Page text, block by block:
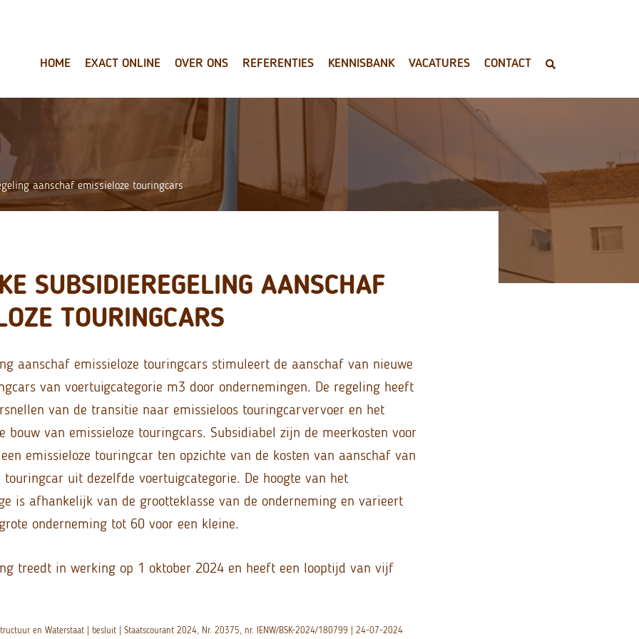
HOME EXACT ONLINE OVER ONS REFERENTIES KENNISBANK VACATURES CONTACT
aanschaf emissieloze touringcars
SUBSIDIEREGELING AANSCHAF
TOURINGCARS
aanschaf emissieloze touringcars stimuleert de aanschaf van nieuwe
van voertuigcategorie m3 door ondernemingen. De regeling heeft
van de transitie naar emissieloos touringcarvervoer en het
bouw van emissieloze touringcars. Subsidiabel zijn de meerkosten voor
emissieloze touringcar ten opzichte van de kosten van aanschaf van
uit dezelfde voertuigcategorie. De hoogte van het
is afhankelijk van de grootteklasse van de onderneming en varieert
onderneming tot 60 voor een kleine.
treedt in werking op 1 oktober 2024 en heeft een looptijd van vijf
en Waterstaat | besluit | Staatscourant 2024, Nr. 20375, nr. IENW/BSK-2024/180799 | 24-07-2024